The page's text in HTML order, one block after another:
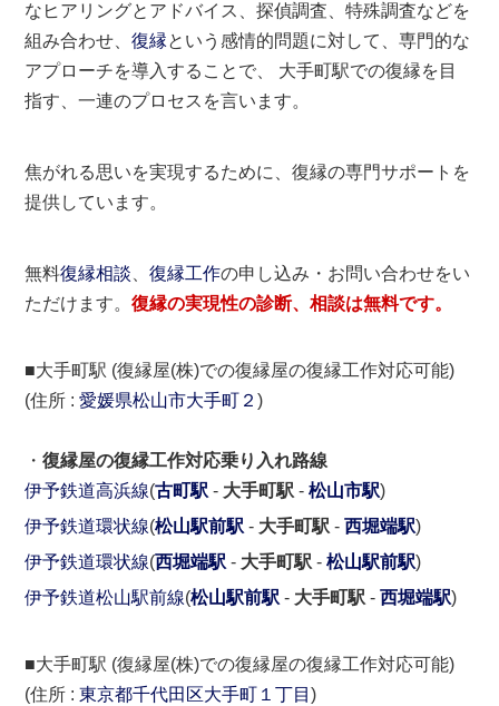
なヒアリングとアドバイス、探偵調査、特殊調査などを
組み合わせ、復縁という感情的問題に対して、専門的な
アプローチを導入することで、 大手町駅での復縁を目
指す、一連のプロセスを言います。
焦がれる思いを実現するために、復縁の専門サポートを
提供しています。
無料復縁相談 、復縁工作の申し込み・お問い合わせをい
ただけます。復縁の実現性の診断、相談は無料です。
■大手町駅 (復縁屋(株)での復縁屋の復縁工作対応可能)
(住所 :愛媛県松山市大手町２)
・復縁屋の復縁工作対応乗り入れ路線
伊予鉄道高浜線(古町駅 - 大手町駅 -松山市駅)
伊予鉄道環状線(松山駅前駅 - 大手町駅 -西堀端駅)
伊予鉄道環状線(西堀端駅 - 大手町駅 -松山駅前駅)
伊予鉄道松山駅前線(松山駅前駅 - 大手町駅 -西堀端駅)
■大手町駅 (復縁屋(株)での復縁屋の復縁工作対応可能)
(住所 :東京都千代田区大手町１丁目)